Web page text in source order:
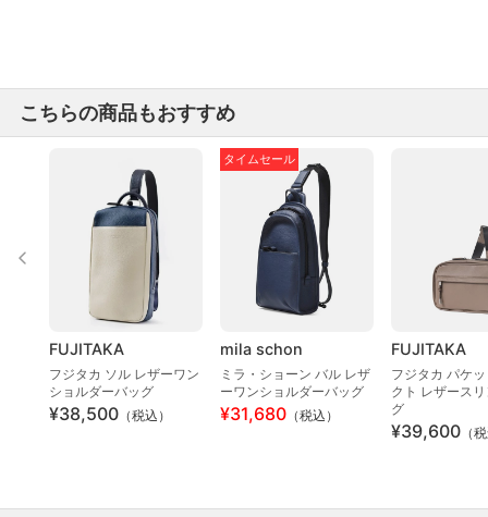
こちらの商品もおすすめ
FUJITAKA
フジタカ ソル レザーワン
ショルダーバッグ
¥38,500 （税込）
タイムセール
mila schon
ミラ・ショーン バル レザ
ーワンショルダーバッグ
¥31,680 （税込）
FUJITAKA
フジタカ パケ
クト レザース
グ
¥39,600 （